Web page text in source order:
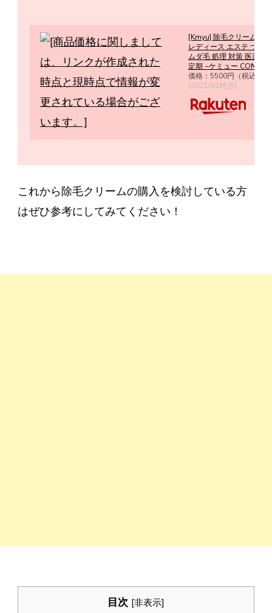
[Kmyu] 除毛クリーム 除
レディース エステ つる
ムダ毛 処理 対策 医薬部
定期 −ケミュー
価格：5500円（税込、
(2021/9/1時点)
これから除毛クリームの購入を検討している方
はぜひ参考にしてみてください！
目次 [非表示]